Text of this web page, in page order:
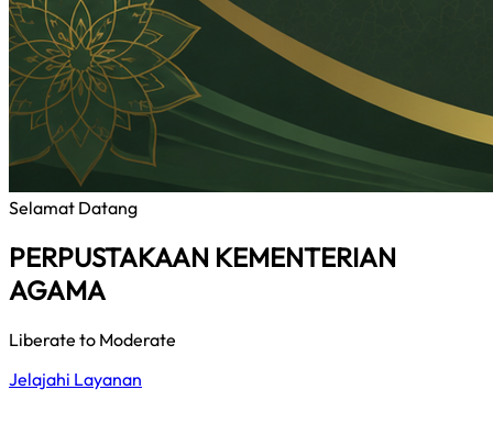
Selamat Datang
PERPUSTAKAAN KEMENTERIAN
AGAMA
Liberate to Moderate
Jelajahi Layanan